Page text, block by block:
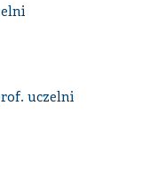
uczelni